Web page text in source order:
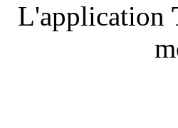
L'application